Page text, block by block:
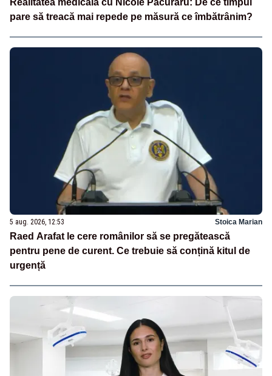
pare să treacă mai repede pe măsură ce îmbătrânim?
5 aug. 2026, 12:53 Stoica Marian
Raed Arafat le cere românilor să se pregătească
pentru pene de curent. Ce trebuie să conțină kitul de
urgență